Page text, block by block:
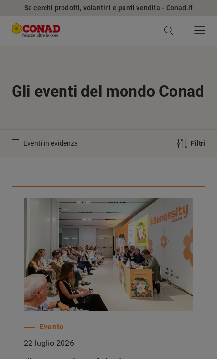
Se cerchi prodotti, volantini e punti vendita - Conad.it
Gli eventi del mondo Conad
Eventi in evidenza Filtri
Evento
22 luglio 2026